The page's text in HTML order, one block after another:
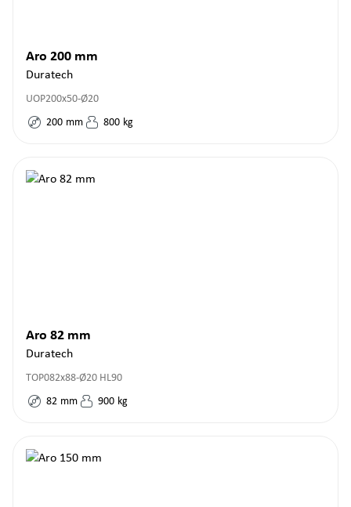
Aro 200 mm
Duratech
UOP200x50-Ø20
200 mm 800 kg
Aro 82 mm
Duratech
TOP082x88-Ø20 HL90
82 mm 900 kg